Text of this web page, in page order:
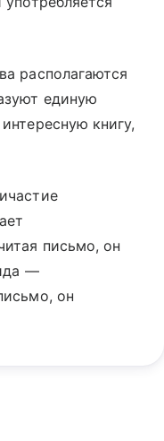
располагаются
единую
книгу,
письмо, он
—
он